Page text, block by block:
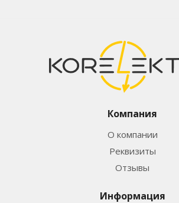
Компания
О компании
Реквизиты
Отзывы
Информация